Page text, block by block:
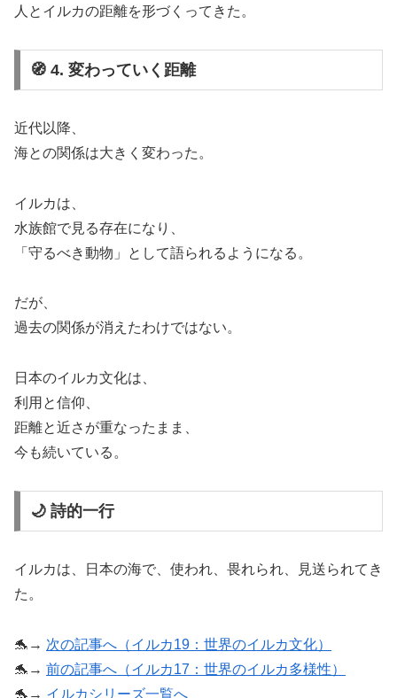
人とイルカの距離を形づくってきた。
🧭 4. 変わっていく距離
近代以降、
海との関係は大きく変わった。
イルカは、
水族館で見る存在になり、
「守るべき動物」として語られるようになる。
だが、
過去の関係が消えたわけではない。
日本のイルカ文化は、
利用と信仰、
距離と近さが重なったまま、
今も続いている。
🌙 詩的一行
イルカは、日本の海で、使われ、畏れられ、見送られてき
た。
🐬→ 次の記事へ（イルカ19：世界のイルカ文化）
🐬→ 前の記事へ（イルカ17：世界のイルカ多様性）
🐬→ イルカシリーズ一覧へ